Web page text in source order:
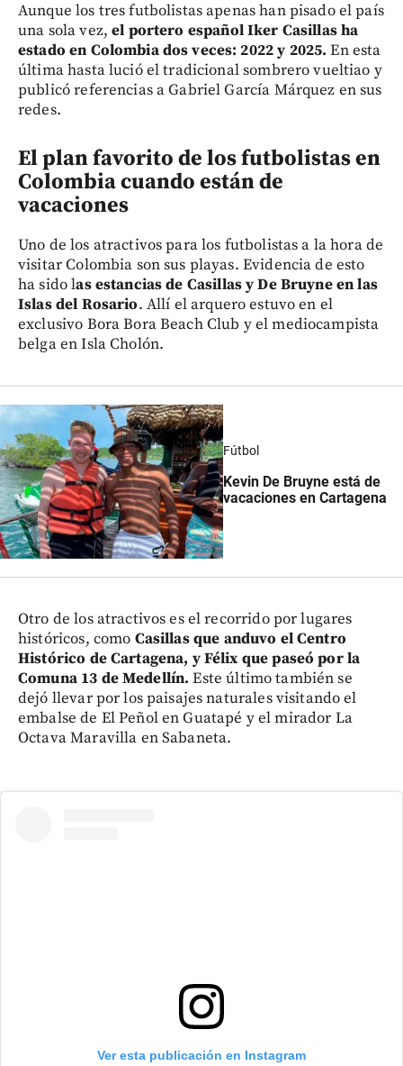
Aunque los tres futbolistas apenas han pisado el país
una sola vez,el portero español Iker Casillas ha
estado en Colombia dos veces: 2022 y 2025. En esta
última hasta lució el tradicional sombrero vueltiao y
publicó referencias a Gabriel García Márquez en sus
redes.
El plan favorito de los futbolistas en
Colombia cuando están de
vacaciones
Uno de los atractivos para los futbolistas a la hora de
visitar Colombia son sus playas. Evidencia de esto
ha sido las estancias de Casillas y De Bruyne en las
Islas del Rosario. Allí el arquero estuvo en el
exclusivo Bora Bora Beach Club y el mediocampista
belga en Isla Cholón.
Fútbol
Kevin De Bruyne está de
vacaciones en Cartagena
Otro de los atractivos es el recorrido por lugares
históricos, como Casillas que anduvo el Centro
Histórico de Cartagena, y Félix que paseó por la
Comuna 13 de Medellín. Este último también se
dejó llevar por los paisajes naturales visitando el
embalse de El Peñol en Guatapé y el mirador La
Octava Maravilla en Sabaneta.
Ver esta publicación en Instagram